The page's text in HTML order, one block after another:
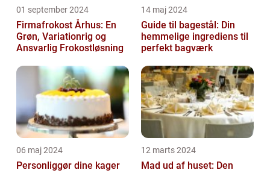
01 september 2024
Firmafrokost Århus: En
Grøn, Variationrig og
Ansvarlig Frokostløsning
14 maj 2024
Guide til bagestål: Din
hemmelige ingrediens til
perfekt bagværk
06 maj 2024
Personliggør dine kager
12 marts 2024
Mad ud af huset: Den